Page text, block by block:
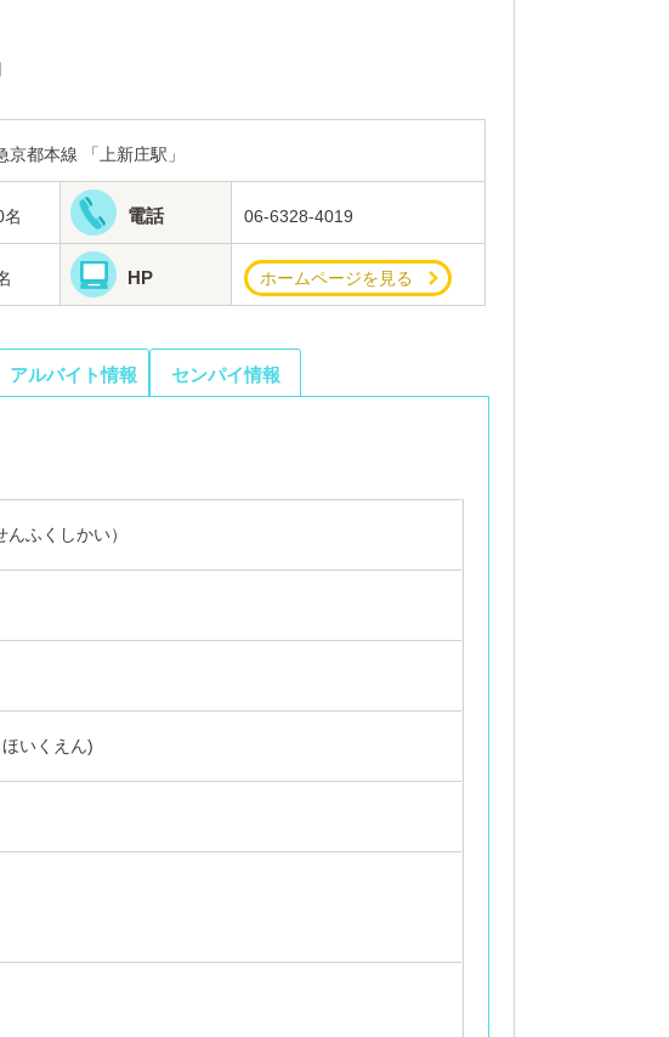
京都本線 「上新庄駅」
名 電話 06-6328-4019
HP ホームページを見る
アルバイト情報 センパイ情報
ふくしかい）
いくえん)